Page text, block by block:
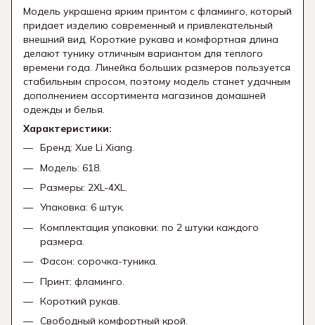
Модель украшена ярким принтом с фламинго, который
придает изделию современный и привлекательный
внешний вид. Короткие рукава и комфортная длина
делают тунику отличным вариантом для теплого
времени года. Линейка больших размеров пользуется
стабильным спросом, поэтому модель станет удачным
дополнением ассортимента магазинов домашней
одежды и белья.
Характеристики:
Бренд: Xue Li Xiang.
Модель: 618.
Размеры: 2XL-4XL.
Упаковка: 6 штук.
Комплектация упаковки: по 2 штуки каждого
размера.
Фасон: сорочка-туника.
Принт: фламинго.
Короткий рукав.
Свободный комфортный крой.